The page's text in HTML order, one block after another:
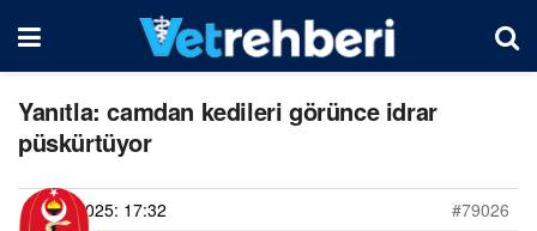
Yanıtla: camdan kedileri görünce idrar
püskürtüyor
22/04/2025: 17:32
#79026